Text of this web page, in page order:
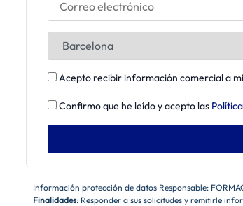
Acepto recibir información comercial a
Confirmo que he leído y acepto las
Información protección de datos Responsable:
Finalidades: Responder a sus solicitudes y remitirle